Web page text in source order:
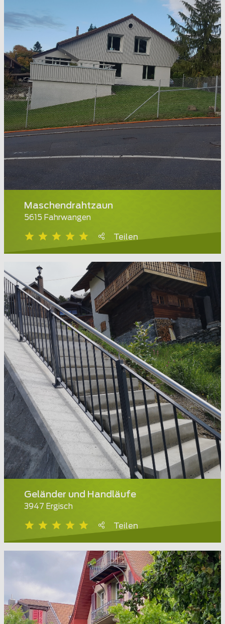
Maschendrahtzaun
5615 Fahrwangen
Teilen
Geländer und Handläufe
3947 Ergisch
Teilen